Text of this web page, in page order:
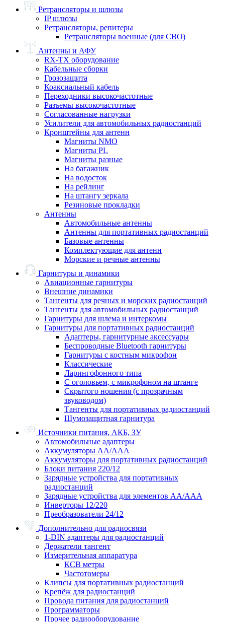
Ретрансляторы и шлюзы
IP шлюзы
Ретрансляторы, репитеры
Ретрансляторы военные (для СВО)
Антенны и АФУ
RX-TX оборудование
Кабельные сборки
Грозозащита
Коаксиальный кабель
Переходники высокочастотные
Разъемы высокочастотные
Согласованные нагрузки
Усилители для автомобильных радиостанций
Кронштейны для антенн
Магниты NMO
Магниты PL
Магниты разные
На багажник
На водосток
На рейлинг
На штангу зеркала
Резиновые прокладки
Антенны
Автомобильные антенны
Антенны для портативных радиостанций
Базовые антенны
Комплектующие для антенн
Морские и речные антенны
Гарнитуры и динамики
Авиационные гарнитуры
Внешние динамики
Тангенты для речных и морских радиостанций
Тангенты для автомобильных радиостанций
Гарнитуры для шлема и интеркомы
Гарнитуры для портативных радиостанций
Адаптеры, гарнитурные аксессуары
Беспроводные Bluetooth гарнитуры
Гарнитуры с костным микрофон
Классические
Ларингофонного типа
С оголовьем, с микрофоном на штанге
Скрытого ношения (с прозрачным
звуководом)
Тангенты для портативных радиостанций
Шумозащитная гарнитура
Источники питания, АКБ, ЗУ
Автомобильные адаптеры
Аккумуляторы АА/ААА
Аккумуляторы для портативных радиостанций
Блоки питания 220/12
Зарядные устройства для портативных
радиостанций
Зарядные устройства для элементов АА/ААА
Инверторы 12/220
Преобразователи 24/12
Дополнительно для радиосвязи
1-DIN адаптеры для радиостанций
Держатели тангент
Измерительная аппаратура
КСВ метры
Частотомеры
Клипсы для портативных радиостанций
Крепёж для радиостанций
Провода питания для радиостанций
Программаторы
Прочее радиооборудование